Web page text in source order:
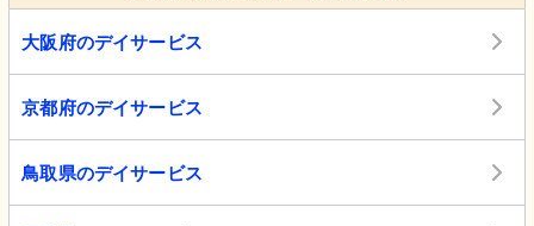
大阪府のデイサービス
京都府のデイサービス
鳥取県のデイサービス